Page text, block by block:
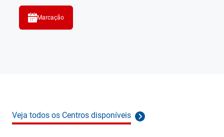
Marcação
Veja todos os Centros disponíveis